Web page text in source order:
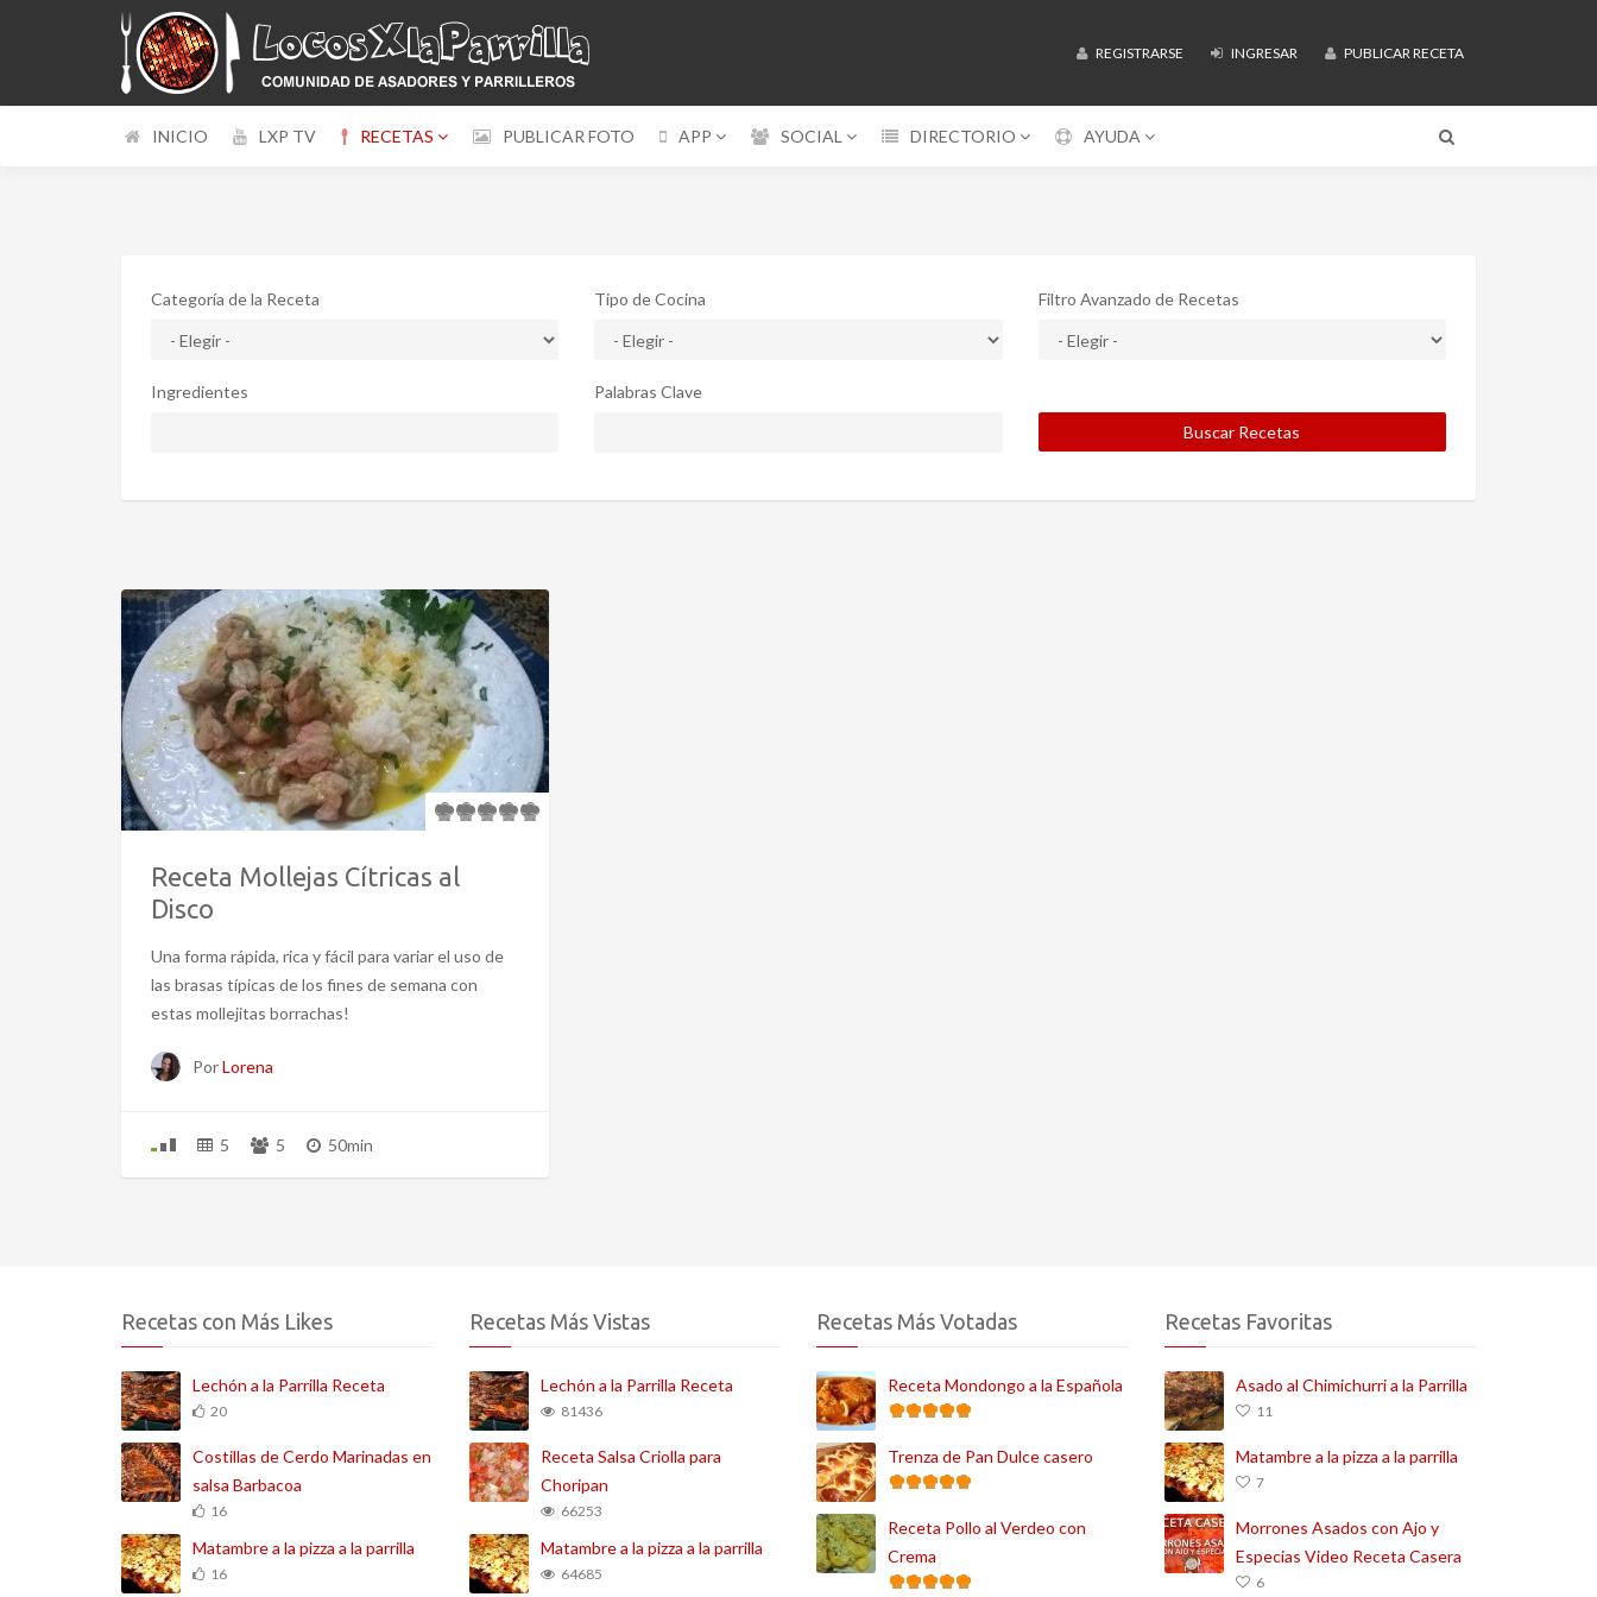
REGISTRARSE INGRESAR PUBLICAR RECETA
INICIO LXP TV RECETAS PUBLICAR FOTO APP SOCIAL DIRECTORIO AYUDA
Categoría de la Receta Tipo de Cocina Filtro Avanzado de Recetas
Ingredientes
Palabras Clave
Buscar Recetas
Receta Mollejas Cítricas al
Disco
Una forma rápida, rica y fácil para variar el uso de
las brasas típicas de los fines de semana con
estas mollejitas borrachas!
PorLorena
5 5 50min
Recetas con Más Likes
Lechón a la Parrilla Receta
20
Costillas de Cerdo Marinadas en
salsa Barbacoa
16
Matambre a la pizza a la parrilla
16
Recetas Más Vistas
Lechón a la Parrilla Receta
81436
Receta Salsa Criolla para
Choripan
66253
Matambre a la pizza a la parrilla
64685
Recetas Más Votadas
Receta Mondongo a la Española
Trenza de Pan Dulce casero
Receta Pollo al Verdeo con
Crema
Recetas Favoritas
Asado al Chimichurri a la Parrilla
11
Matambre a la pizza a la parrilla
7
Morrones Asados con Ajo y
Especias Video Receta Casera
6